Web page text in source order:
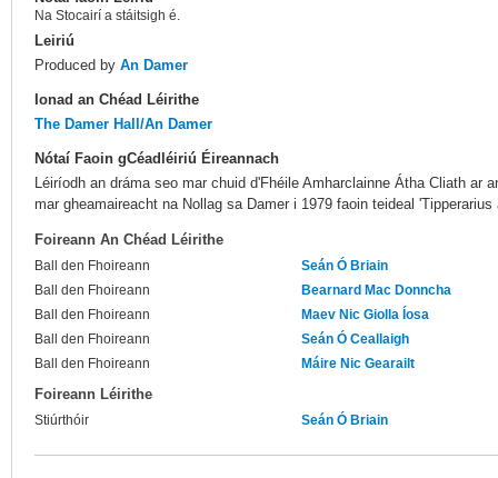
Na Stocairí a stáitsigh é.
Leiriú
Produced by An Damer
Ionad an Chéad Léirithe
The Damer Hall/An Damer
Nótaí Faoin gCéadléiriú Éireannach
Léiríodh an dráma seo mar chuid d'Fhéile Amharclainne Átha Cliath ar
mar gheamaireacht na Nollag sa Damer i 1979 faoin teideal
Foireann An Chéad Léirithe
Ball den Fhoireann
Seán Ó Briain
Ball den Fhoireann
Bearnard Mac Donncha
Ball den Fhoireann
Maev Nic Giolla Íosa
Ball den Fhoireann
Seán Ó Ceallaigh
Ball den Fhoireann
Máire Nic Gearailt
Foireann Léirithe
Stiúrthóir Seán Ó Briain